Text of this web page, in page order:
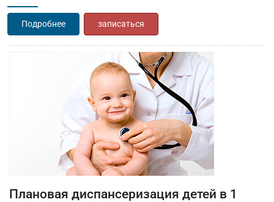
Подробнее записаться
Плановая диспансеризация детей в 1